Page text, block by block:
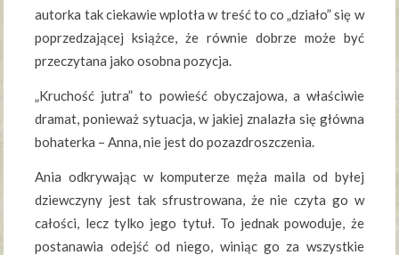
autorka tak ciekawie wplotła w treść to co „działo” się w
poprzedzającej książce, że równie dobrze może być
przeczytana jako osobna pozycja.
„Kruchość jutra” to powieść obyczajowa, a właściwie
dramat, ponieważ sytuacja, w jakiej znalazła się główna
bohaterka – Anna, nie jest do pozazdroszczenia.
Ania odkrywając w komputerze męża maila od byłej
dziewczyny jest tak sfrustrowana, że nie czyta go w
całości, lecz tylko jego tytuł. To jednak powoduje, że
postanawia odejść od niego, winiąc go za wszystkie